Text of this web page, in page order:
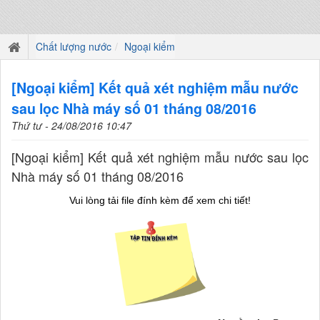
Chất lượng nước Ngoại kiểm
[Ngoại kiểm] Kết quả xét nghiệm mẫu nước
sau lọc Nhà máy số 01 tháng 08/2016
Thứ tư - 24/08/2016 10:47
[Ngoại kiểm] Kết quả xét nghiệm mẫu nước sau lọc
Nhà máy số 01 tháng 08/2016
Vui lòng tải file đính kèm để xem chi tiết!